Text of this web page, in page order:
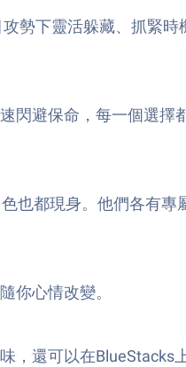
勢下靈活躲藏、抓緊時
閃避保命，每一個選擇
也都現身。他們各有專
你心情改變。
，還可以在BlueStacks